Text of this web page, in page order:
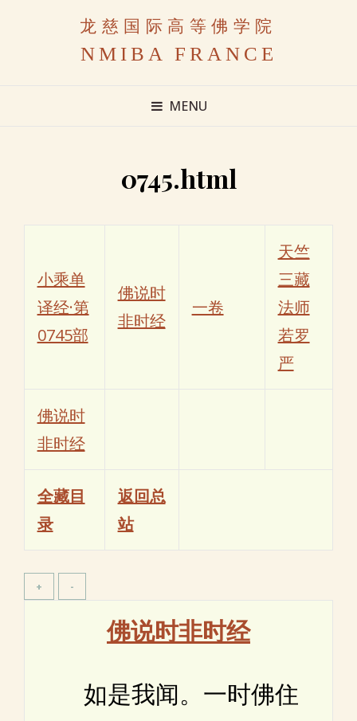
龙慈国际高等佛学院
NMIBA FRANCE
MENU
0745.html
小乘单
译经·第
0745部
佛说时
非时经
一卷
天竺
三藏
法师
若罗
严
佛说时
非时经
全藏目
录
返回总
站
佛说时非时经
如是我闻。一时佛住